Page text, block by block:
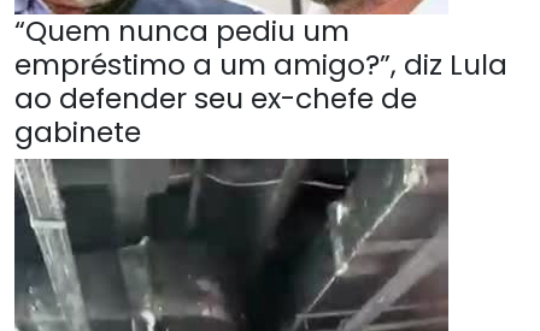
“Quem nunca pediu um
empréstimo a um amigo?”, diz Lula
ao defender seu ex-chefe de
gabinete